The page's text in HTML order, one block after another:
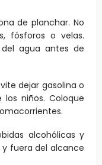
de planchar. No
fósforos o velas.
agua antes de
dejar gasolina o
niños. Coloque
alcohólicas y
y fuera del alcance